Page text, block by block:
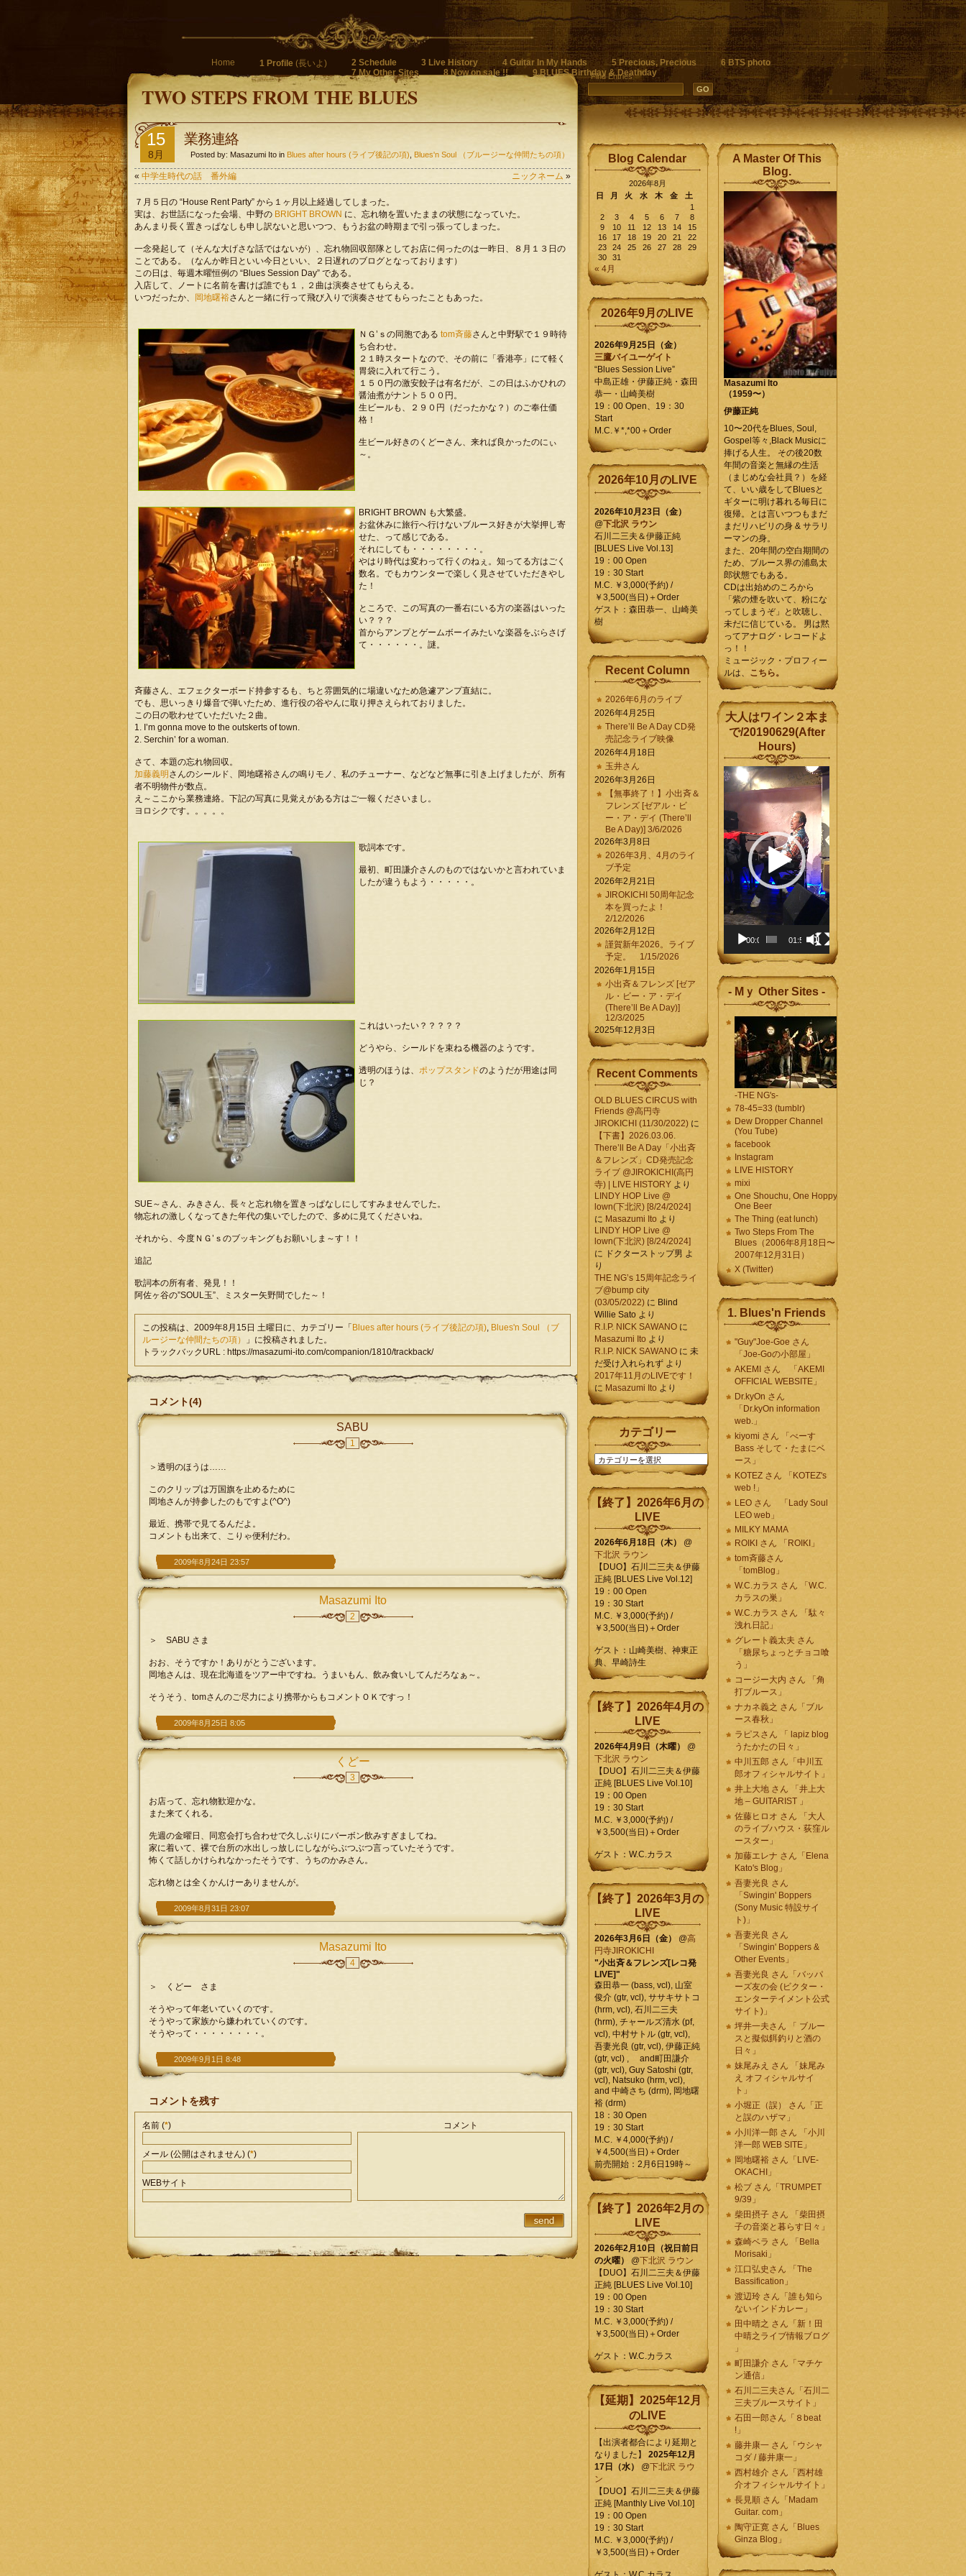
Home 1 Profile (長いよ) 2 Schedule 3 Live History 4 Guitar In My Hands 5 Precious, Precious
6 BTS photo
7 My Other Sites
8 Now on sale !! 9 BLUES Birthday & Deathday
TWO STEPS FROM THE BLUES
Find Entries
15
8月
業務連絡
Posted by: Masazumi Ito in Blues after hours (ライブ後記の項) Blues'n Soul （ブルージーな仲間たちの項）
« 中学生時代の話 番外編 ニックネーム »
７月５日の “House Rent Party” から１ヶ月以上経過してしまった。
実は、お世話になった会場、中野の BRIGHT BROWN に、忘れ物を置いたままの状態になっていた。
あんまり長く置きっぱなしも申し訳ないと思いつつ、もうお盆の時期まで引っ張ってしまった。
一念発起して（そんな大げさな話ではないが）、忘れ物回収部隊としてお店に伺ったのは一昨日、８月１３日の
ことである。（なんか昨日といい今日といい、２日遅れのブログとなっております）
この日は、毎週木曜恒例の “Blues Session Day” である。
入店して、ノートに名前を書けば誰でも１，２曲は演奏させてもらえる。
いつだったか、
岡地曙裕さんと一緒に行って飛び入りで演奏させてもらったこともあった。
ＮＧ’ｓの同胞である tom斉藤さんと中野駅で１９時待
ち合わせ。
２１時スタートなので、その前に「香港亭」にて軽く
胃袋に入れて行こう。
１５０円の激安餃子は有名だが、この日はふかひれの
醤油煮がナント５００円。
生ビールも、２９０円（だったかな？）のご奉仕価
格！
生ビール好きのくどーさん、来れば良かったのにぃ
～。
BRIGHT BROWN も大繁盛。
お盆休みに旅行へ行けないブルース好きが大挙押し寄
せた、って感じである。
それにしても・・・・・・・・。
やはり時代は変わって行くのねぇ。知ってる方はごく
数名。でもカウンターで楽しく見させていただきやし
た！
ところで、この写真の一番右にいる方の楽器はいった
い？？？
首からアンプとゲームボーイみたいな楽器をぶらさげ
て・・・・・・。謎。
斉藤さん、エフェクターボード持参するも、ちと雰囲気的に場違いなため急遽アンプ直結に。
でも、思いっきり爆音で弾いたため、進行役の谷やんに取り押さえられておりました。
この日の歌わせていただいた２曲。
1. I’m gonna move to the outskerts of town.
2. Serchin’ for a woman.
さて、本題の忘れ物回収。
加藤義明 さんのシールド、岡地曙裕さんの鳴りモノ、私のチューナー、などなど無事に引き上げましたが、所有
者不明物件が数点。
え～ここから業務連絡。下記の写真に見覚えがある方はご一報くださいまし。
ヨロシクです。。。。。
歌詞本です。
最初、町田謙介さんのものではないかと言われていま
したが違うもよう・・・・・。
これはいったい？？？？？
どうやら、シールドを束ねる機器のようです。
透明のほうは、 ポップスタンドのようだが用途は同
じ？
SUE～さん、みきさん、長々と忘れ物を置きっぱなしにしてすみませんでした。
物忘れの激しくなってきた年代の集いでしたので、多めに見てくださいね。
それから、今度ＮＧ’ｓのブッキングもお願いしま～す！！
追記
歌詞本の所有者、発見！！
阿佐ヶ谷の”SOUL玉”、ミスター矢野間でした～！
この投稿は、2009年8月15日 土曜日に、カテゴリー「 Blues after hours (ライブ後記の項), Blues'n Soul （ブ
ルージーな仲間たちの項）
」に投稿されました。
トラックバックURL : https://masazumi-ito.com/companion/1810/trackback/
コメント(4)
SABU
1
＞透明のほうは……
このクリップは万国旗を止めるために
岡地さんが持参したのもですよ(^O^)
最近、携帯で見てるんだよ。
コメントも出来て、こりゃ便利だわ。
2009年8月24日 23:57
Masazumi Ito
2
＞ SABU さま
おお、そうですか！ありがとうございます。
岡地さんは、現在北海道をツアー中ですね。うまいもん、飲み食いしてんだろなぁ～。
そうそう、tomさんのご尽力により携帯からもコメントＯＫですっ！
2009年8月25日 8:05
くどー
3
お店って、忘れ物歓迎かな。
また来てくれる。
先週の金曜日、同窓会打ち合わせで久しぶりにバーボン飲みすぎましてね。
家に着いて、裸で台所の水出しっ放しにしながらぶつぶつ言っていたそうです。
怖くて話しかけられなかったそうです、うちのかみさん。
忘れ物とは全くかんけーありませんが。
2009年8月31日 23:07
Masazumi Ito
4
＞ くどー さま
そうやって年老いていくのです。
そうやって家族から嫌われていくのです。
そうやって・・・・・・・・。
2009年9月1日 8:48
コメントを残す
名前 (*)
メール (公開はされません) (*)
WEBサイト
コメント
Blog Calendar
2026年8月
日
月 火 水 木 金
土
1
2
3 4 5 6 7
8
9
10 11 12 13 14
15
16
17 18 19 20 21
22
23
24 25 26 27 28
29
30
31
« 4月
2026年9月のLIVE
2026年9月25日（金）
三鷹バイユーゲイト
“Blues Session Live”
中島正雄・伊藤正純・森田
恭一・山崎美樹
19：00 Open、19：30
Start
M.C.￥*,*00＋Order
2026年10月のLIVE
2026年10月23日（金）
@下北沢 ラウン
石川二三夫＆伊藤正純
[BLUES Live Vol.13]
19：00 Open
19：30 Start
M.C. ￥3,000(予約) /
￥3,500(当日)＋Order
ゲスト：森田恭一、山崎美
樹
Recent Column
2026年6月のライブ
2026年4月25日
There’ll Be A Day CD発
売記念ライブ映像
2026年4月18日
玉井さん
2026年3月26日
【無事終了！】小出斉＆
フレンズ [ゼアル・ビ
ー・ア・デイ (There’ll
Be A Day)] 3/6/2026
2026年3月8日
2026年3月、4月のライ
ブ予定
2026年2月21日
JIROKICHI 50周年記念
本を買ったよ！
2/12/2026
2026年2月12日
謹賀新年2026。ライブ
予定。 1/15/2026
2026年1月15日
小出斉＆フレンズ [ゼア
ル・ビー・ア・デイ
(There’ll Be A Day)]
12/3/2025
2025年12月3日
Recent Comments
OLD BLUES CIRCUS with
Friends @高円寺
JIROKICHI (11/30/2022) に
【下書】2026.03.06.
There’ll Be A Day「小出斉
＆フレンズ」CD発売記念
ライブ @JIROKICHI(高円
寺) | LIVE HISTORY より
LINDY HOP Live @
lown(下北沢) [8/24/2024]
に Masazumi Ito より
LINDY HOP Live @
lown(下北沢) [8/24/2024]
に ドクターストップ男 よ
り
THE NG’s 15周年記念ライ
ブ@bump city
(03/05/2022) に Blind
Willie Sato より
R.I.P. NICK SAWANO に
Masazumi Ito より
R.I.P. NICK SAWANO に 未
だ受け入れられず より
2017年11月のLIVEです！
に Masazumi Ito より
カテゴリー
カ
テ
リ
ー
【終了】2026年6月の
LIVE
2026年6月18日（木）
@
下北沢 ラウン
【DUO】石川二三夫＆伊藤
正純 [BLUES Live Vol.12]
19：00 Open
19：30 Start
M.C. ￥3,000(予約) /
￥3,500(当日)＋Order
ゲスト：山崎美樹、神東正
典、早崎詩生
【終了】2026年4月の
LIVE
2026年4月9日（木曜）
@
下北沢 ラウン
【DUO】石川二三夫＆伊藤
正純 [BLUES Live Vol.10]
19：00 Open
19：30 Start
M.C. ￥3,000(予約) /
￥3,500(当日)＋Order
ゲスト：W.C.カラス
【終了】2026年3月の
LIVE
2026年3月6日（金） @高
円寺JIROKICHI
"小出斉＆フレンズ[レコ発
LIVE]"
森田恭一 (bass, vcl), 山室
俊介 (gtr, vcl), ササキサトコ
(hrm, vcl), 石川二三夫
(hrm), チャールズ清水 (pf,
vcl), 中村サトル (gtr, vcl),
吾妻光良 (gtr, vcl), 伊藤正純
(gtr, vcl) , and町田謙介
(gtr, vcl), Guy Satoshi (gtr,
vcl), Natsuko (hrm, vcl),
and 中崎さち (drm), 岡地曙
裕 (drm)
18：30 Open
19：30 Start
M.C. ￥4,000(予約) /
￥4,500(当日)＋Order
前売開始：2月6日19時～
【終了】2026年2月の
LIVE
2026年2月10日（祝日前日
の火曜）
@下北沢 ラウン
【DUO】石川二三夫＆伊藤
正純 [BLUES Live Vol.10]
19：00 Open
19：30 Start
M.C. ￥3,000(予約) /
￥3,500(当日)＋Order
ゲスト：W.C.カラス
【延期】2025年12月
のLIVE
【出演者都合により延期と
なりました】 2025年12月
17日（水）
@下北沢 ラウ
ン
【DUO】石川二三夫＆伊藤
正純 [Manthly Live Vol.10]
19：00 Open
19：30 Start
M.C. ￥3,000(予約) /
￥3,500(当日)＋Order
A Master Of This
Blog.
Masazumi Ito
（1959〜）
伊藤正純
10〜20代をBlues, Soul,
Gospel等々,Black Musicに
捧げる人生。 その後20数
年間の音楽と無縁の生活
（まじめな会社員？）を経
て、いい歳をしてBluesと
ギターに明け暮れる毎日に
復帰。とは言いつつもまだ
まだリハビリの身 & サラリ
ーマンの身。
また、20年間の空白期間の
ため、ブルース界の浦島太
郎状態でもある。
CDは出始めのころから
「紫の煙を吹いて、粉にな
ってしまうぞ」と吹聴し、
未だに信じている。 男は黙
ってアナログ・レコードよ
っ！！
ミュージック・プロフィー
ルは、 こちら。
大人はワイン２本ま
で/20190629(After
Hours)
動
画
レ
ー
ヤ
ー
00:00 01:58
- Mｙ Other Sites -
-THE NG's-
78-45=33 (tumblr)
Dew Dropper Channel
(You Tube)
facebook
Instagram
LIVE HISTORY
mixi
One Shouchu, One Hoppy.
One Beer
The Thing (eat lunch)
Two Steps From The
Blues（2006年8月18日〜
2007年12月31日）
X (Twitter)
1. Blues'n Friends
"Guy"Joe-Goe さん
「Joe-Goの小部屋」
AKEMI さん 「AKEMI
OFFICIAL WEBSITE」
Dr.kyOn さん
「Dr.kyOn information
web.」
kiyomi さん 「べーす
Bass そして・たまにベ
ース」
KOTEZ さん 「KOTEZ's
web !」
LEO さん 「Lady Soul
LEO web」
MILKY MAMA
ROIKI さん 「ROIKI」
tom斉藤さん
「tomBlog」
W.C.カラス さん 「W.C.
カラスの巣」
W.C.カラス さん 「駄々
洩れ日記」
グレート義太夫 さん
「糖尿ちょっとチョコ喰
う」
コージー大内 さん 「角
打ブルース」
ナカネ義之 さん「ブル
ース春秋」
ラピスさん 「 lapiz blog
うたかたの日々」
中川五郎 さん「中川五
郎オフィシャルサイト」
井上大地 さん 「井上大
地 – GUITARIST 」
佐藤ヒロオ さん 「大人
のライブハウス・荻窪ル
ースター」
加藤エレナ さん「Elena
Kato's Blog」
吾妻光良 さん
「Swingin' Boppers
(Sony Music 特設サイ
ト)」
吾妻光良 さん
「Swingin' Boppers &
Other Events」
吾妻光良 さん「バッパ
ーズ友の会 (ビクター・
エンターテイメント公式
サイト)」
坪井一夫さん 「 ブルー
スと擬似餌釣りと酒の
日々」
妹尾みえ さん 「妹尾み
え オフィシャルサイ
ト」
小堀正（誤） さん「正
と誤のハザマ」
小川洋一郎 さん 「小川
洋一郎 WEB SITE」
岡地曙裕 さん「LIVE-
OKACHI」
松ブ さん「TRUMPET
9/39」
柴田摂子 さん 「柴田摂
子の音楽と暮らす日々」
森崎ベラ さん 「Bella
Morisaki」
江口弘史さん 「The
Bassification」
渡辺玲 さん「誰も知ら
ないインドカレー」
田中晴之 さん「新！田
中晴之ライブ情報ブログ
」
町田謙介 さん「マチケ
ン通信」
石川二三夫さん「石川二
三夫ブルースサイト」
石田一郎さん「８beat
!」
藤井康一 さん「ウシャ
コダ / 藤井康一」
西村雄介 さん「西村雄
介オフィシャルサイト」
長見順 さん「Madam
Guitar. com」
陶守正寛 さん「Blues
Ginza Blog」